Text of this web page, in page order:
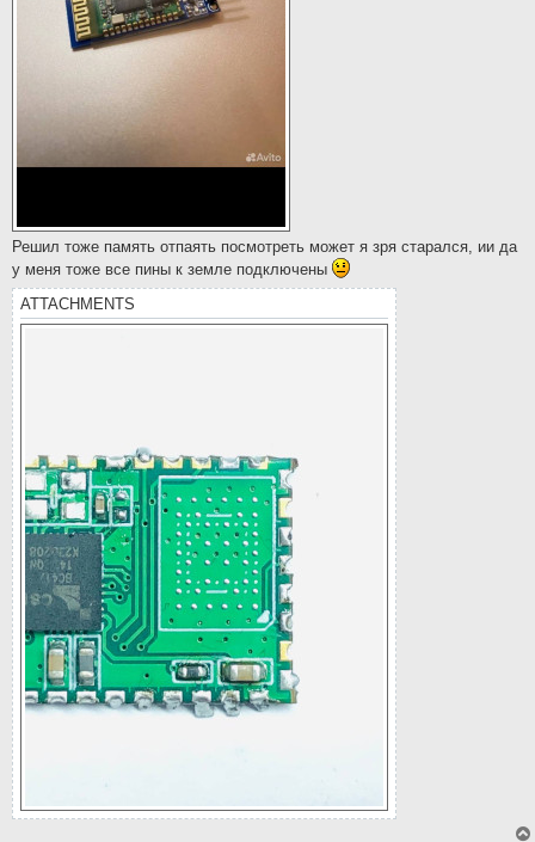
Решил тоже память отпаять посмотреть может я зря старался, ии да
у меня тоже все пины к земле подключены
ATTACHMENTS